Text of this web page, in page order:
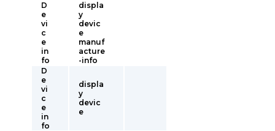
D
e
vi
c
e
in
fo
displa
y
devic
e
manuf
acture
-info
D
e
vi
c
e
in
fo
displa
y
devic
e